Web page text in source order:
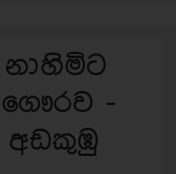
-
අඩකුඹු